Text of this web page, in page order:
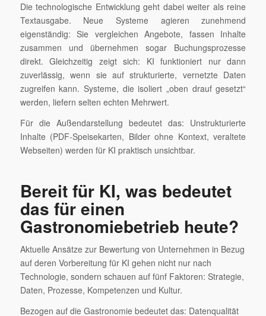
Die technologische Entwicklung geht dabei weiter als reine
Textausgabe. Neue Systeme agieren zunehmend
eigenständig: Sie vergleichen Angebote, fassen Inhalte
zusammen und übernehmen sogar Buchungsprozesse
direkt. Gleichzeitig zeigt sich: KI funktioniert nur dann
zuverlässig, wenn sie auf strukturierte, vernetzte Daten
zugreifen kann. Systeme, die isoliert „oben drauf gesetzt“
werden, liefern selten echten Mehrwert.
Für die Außendarstellung bedeutet das: Unstrukturierte
Inhalte (PDF-Speisekarten, Bilder ohne Kontext, veraltete
Webseiten) werden für KI praktisch unsichtbar.
Bereit für KI, was bedeutet
das für einen
Gastronomiebetrieb heute?
Aktuelle Ansätze zur Bewertung von Unternehmen in Bezug
auf deren Vorbereitung für KI gehen nicht nur nach
Technologie, sondern schauen auf fünf Faktoren: Strategie,
Daten, Prozesse, Kompetenzen und Kultur.
Bezogen auf die Gastronomie bedeutet das: Datenqualität